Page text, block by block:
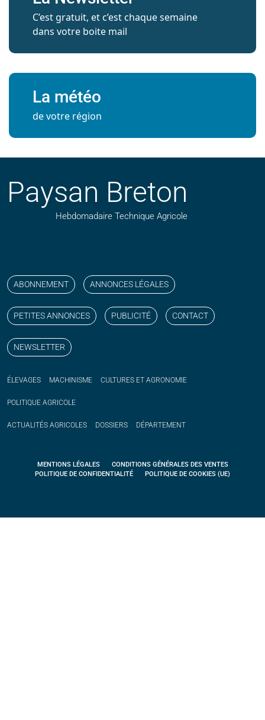
C’est gratuit, et c’est chaque semaine
dans votre boite mail
La météo
de votre région
Paysan Breton
Hebdomadaire Technique Agricole
ABONNEMENT ANNONCES LÉGALES
PETITES ANNONCES PUBLICITÉ CONTACT
NEWSLETTER
ÉLEVAGES MACHINISME CULTURES ET AGRONOMIE
POLITIQUE AGRICOLE
ACTUALITÉS AGRICOLES DOSSIERS DÉPARTEMENT
MENTIONS LÉGALES
CONDITIONS GÉNÉRALES DES VENTES
POLITIQUE DE CONFIDENTIALITÉ
POLITIQUE DE COOKIES (UE)